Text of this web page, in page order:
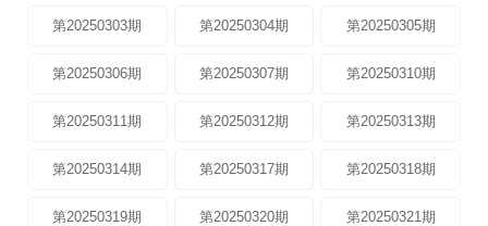
第20250303期 第20250304期 第20250305期
第20250306期 第20250307期 第20250310期
第20250311期 第20250312期 第20250313期
第20250314期 第20250317期 第20250318期
第20250319期 第20250320期 第20250321期